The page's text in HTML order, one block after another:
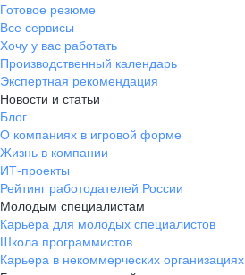
Готовое резюме
Все сервисы
Хочу у вас работать
Производственный календарь
Экспертная рекомендация
Новости и статьи
Блог
О компаниях в игровой форме
Жизнь в компании
ИТ-проекты
Рейтинг работодателей России
Молодым специалистам
Карьера для молодых специалистов
Школа программистов
Карьера в некоммерческих организациях